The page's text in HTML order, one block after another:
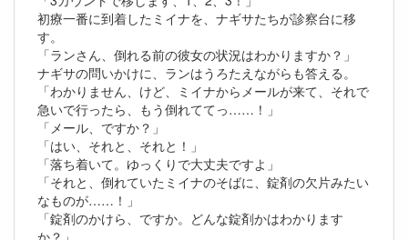
初療一番に到着したミイナを、ナギサたちが診察台に移
す。
「ランさん、倒れる前の彼女の状況はわかりますか？」
ナギサの問いかけに、ランはうろたえながらも答える。
「わかりません、けど、ミイナからメールが来て、それで
急いで行ったら、もう倒れててっ……！」
「メール、ですか？」
「はい、それと、それと！」
「落ち着いて。ゆっくりで大丈夫ですよ」
「それと、倒れていたミイナのそばに、錠剤の欠片みたい
なものが……！」
「錠剤のかけら、ですか。どんな錠剤かはわかります
か？」